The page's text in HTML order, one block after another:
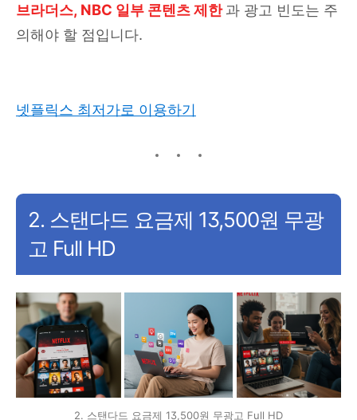
브라더스, NBC 일부 콘텐츠 제한 과 광고 빈도는 주
의해야 할 점입니다.
넷플릭스 최저가로 이용하기
2. 스탠다드 요금제 13,500원 무광
고 Full HD
2. 스탠다드 요금제 13,500원 무광고 Full HD